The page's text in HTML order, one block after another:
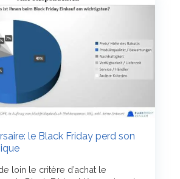
le Black Friday perd son
loin le critère d’achat le